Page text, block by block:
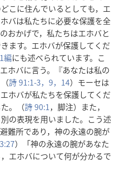
こに住んでいるとしても，エ
バは私たちに必要な保護を全
おかげで， 私たちはエホバと
ます。エホバが保護してくだ
編にも述べられています。こ
ホバに言う。『あなたは私の
詩91:1-3， 9， 14）モーセは
ホバが私たちを保護してくだ
。（詩90:1， 脚注）また，
別の表現を用いました。こう述
避難所であり， 神の永遠の腕が
）「神の永遠の腕があなた
エホバについて何が分かるで